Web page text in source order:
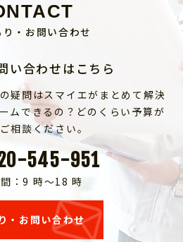
・お問い合わせ
い合わせはこちら
疑問はスマイエがまとめて解決
ムできるの？どのくらい予算が
相談ください。
545-951
：9 時～18 時
・お問い合わせ